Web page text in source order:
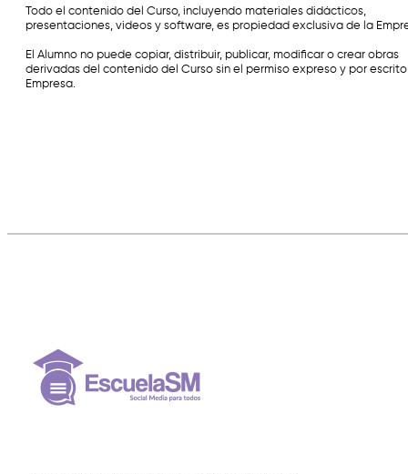
Todo el contenido del Curso, incluyendo materiales didácticos,
presentaciones, videos y software, es propiedad exclusiva de la
El Alumno no puede copiar, distribuir, publicar, modificar o crear obras
derivadas del contenido del Curso sin el permiso expreso y por
Empresa.